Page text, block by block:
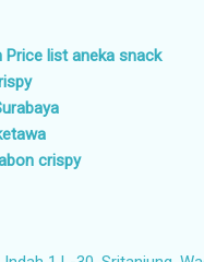
Price list aneka snack
crispy